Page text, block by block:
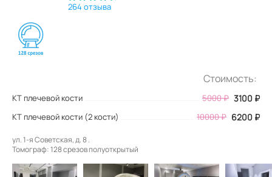
264 отзыва
Стоимость:
КТ плечевой кости 5000₽ 3100 ₽
КТ плечевой кости (2 кости) 10000 ₽ 6200 ₽
ул. 1-я Советская, д. 8 .
Томограф: 128 срезов полуоткрытый